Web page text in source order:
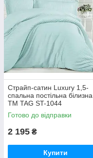
Страйп-сатин Luxury 1,5-
спальна постільна білизна
ТМ TAG ST-1044
Готово до відправки
2 195 ₴
Купити